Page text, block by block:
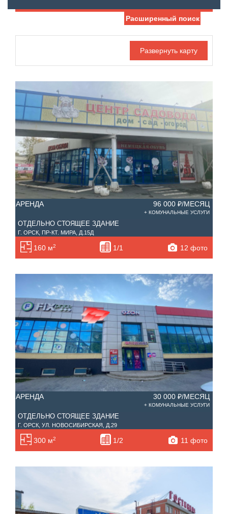
С фото
Отдельный вход
Расширенный поиск
АРЕНДА 96 000 ₽/МЕСЯЦ
+ КОМУНАЛЬНЫЕ УСЛУГИ
ОТДЕЛЬНО СТОЯЩЕЕ ЗДАНИЕ
Г. ОРСК, ПР-КТ. МИРА, Д.15Д
160 м2 1/1 12 фото
АРЕНДА 30 000 ₽/МЕСЯЦ
+ КОМУНАЛЬНЫЕ УСЛУГИ
ОТДЕЛЬНО СТОЯЩЕЕ ЗДАНИЕ
Г. ОРСК, УЛ. НОВОСИБИРСКАЯ, Д.29
300 м2 1/2 11 фото